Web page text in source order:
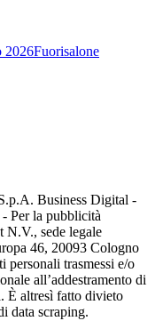
2026Fuorisalone
Business Digital -
Per la pubblicità
sede legale
46, 20093 Cologno
personali trasmessi e/o
all’addestramento di
È altresì fatto divieto
data scraping.